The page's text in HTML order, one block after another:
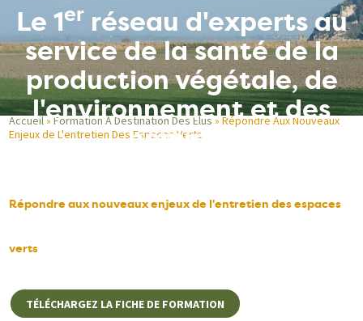
Le 1erréseau d'experts au
service de la santé de la
production végétale, de
l'environnement et des
hommes
Accueil Formation À Destination Des Élus
Répondre Aux Nouveaux
Enjeux de L'entretien Des Espaces Verts
Répondre aux nouveaux enjeux de l'entretien des espaces
verts
TÉLÉCHARGEZ LA FICHE DE FORMATION